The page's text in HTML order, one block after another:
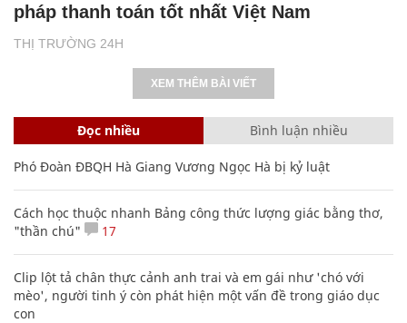
THỊ TRƯỜNG 24H
pháp thanh toán tốt nhất Việt Nam
XEM THÊM BÀI VIẾT
Đọc nhiều Bình luận nhiều
Phó Đoàn ĐBQH Hà Giang Vương Ngọc Hà bị kỷ luật
Cách học thuộc nhanh Bảng công thức lượng giác bằng thơ,
"thần chú"
17
Clip lột tả chân thực cảnh anh trai và em gái như 'chó với
mèo', người tinh ý còn phát hiện một vấn đề trong giáo dục
con